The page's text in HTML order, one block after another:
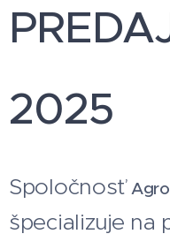
2025
Spoločnosť
špecializuje na